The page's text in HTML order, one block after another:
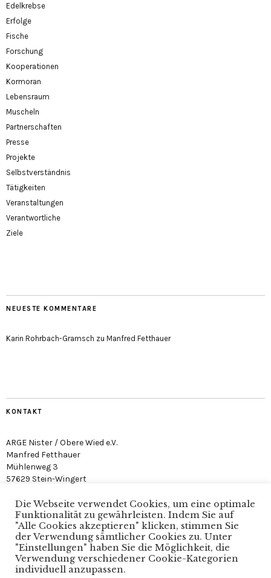
Edelkrebse
Erfolge
Fische
Forschung
Kooperationen
Kormoran
Lebensraum
Muscheln
Partnerschaften
Presse
Projekte
Selbstverständnis
Tätigkeiten
Veranstaltungen
Verantwortliche
Ziele
NEUESTE KOMMENTARE
Karin Rohrbach-Gramsch zu Manfred Fetthauer
KONTAKT
ARGE Nister / Obere Wied e.V.
Manfred Fetthauer
Mühlenweg 3
57629 Stein-Wingert
Arge Nister / Obere Wied e.V. · Verein zum Schutz der
Nister
Die Webseite verwendet Cookies, um eine optimale
Funktionalität zu gewährleisten. Indem Sie auf
"Alle Cookies akzeptieren" klicken, stimmen Sie
der Verwendung sämtlicher Cookies zu. Unter
"Einstellungen" haben Sie die Möglichkeit, die
Verwendung verschiedener Cookie-Kategorien
individuell anzupassen.